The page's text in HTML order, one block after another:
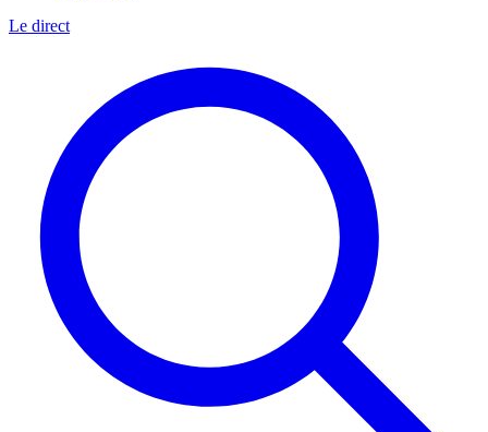
Le direct